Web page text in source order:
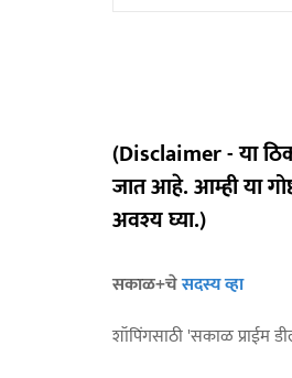
(Disclaimer - या
जात आहे. आम्ही या
अवश्य घ्या.)
सकाळ+चेसदस्य व्हा
शॉपिंगसाठी 'सकाळ प्राईम